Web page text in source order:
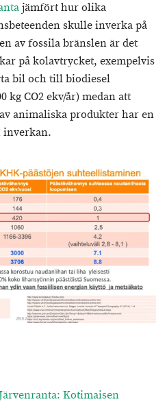
jämfört hur olika
skulle inverka på
av fossila bränslen är det
på kolavtrycket, exempelvis
bil och till biodiesel
kg CO2 ekv/år) medan att
animaliska produkter har en
inverkan.
Kotimaisen